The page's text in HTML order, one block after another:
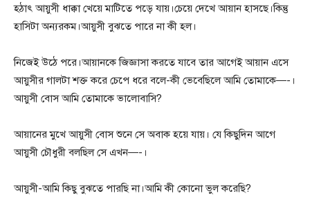
হঠাৎ আয়ুসী ধাক্কা খেয়ে মাটিতে পড়ে যায়।চেয়ে দেখে আয়ান হাসছে।কিন্তু
হাসিটা অন্যরকম।আয়ুসী বুঝতে পারে না কী হল।
নিজেই উঠে পরে।আয়ানকে জিজ্ঞাসা করতে যাবে তার আগেই আয়ান এসে
আয়ুসীর গালটা শক্ত করে চেপে ধরে বলে-কী ভেবেছিলে আমি তোমাকে—-।
আয়ুসী বোস আমি তোমাকে ভালোবাসি?
আয়ানের মুখে আয়ুসী বোস শুনে সে অবাক হয়ে যায়। যে কিছুদিন আগে
আয়ুসী চৌধুরী বলছিল সে এখন—-।
আয়ুসী-আমি কিছু বুঝতে পারছি না।আমি কী কোনো ভুল করেছি?